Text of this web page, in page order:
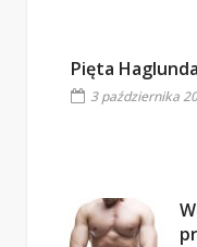
Pięta Haglunda
3 października